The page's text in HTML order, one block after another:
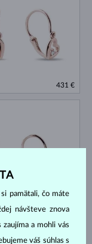
431 €
648 €
pamätali, čo máte
návšteve znova
a mohli vás
váš súhlas s